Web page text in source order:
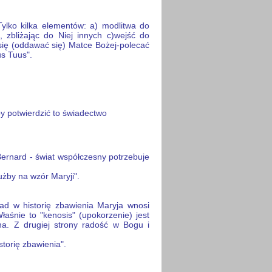
kilka elementów: a) modlitwa do
zbliżając do Niej innych c)wejść do
(oddawać się) Matce Bożej-polecać
Tuus".
potwierdzić to świadectwo
- świat współczesny potrzebuje
na wzór Maryji".
w historię zbawienia Maryja wnosi
to "kenosis" (upokorzenie) jest
Z drugiej strony radość w Bogu i
zbawienia".